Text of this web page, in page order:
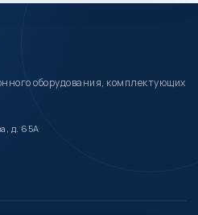
оборудования, комплектующих
д. 65А